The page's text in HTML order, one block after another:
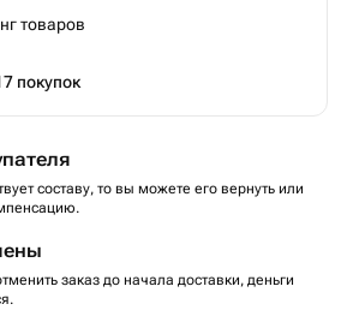
в бизнес-центр, где находится
сертификат только на это
сертификату
АХАА
экстрим
товаров
покупок
составу, то вы можете его вернуть или
заказ до начала доставки, деньги